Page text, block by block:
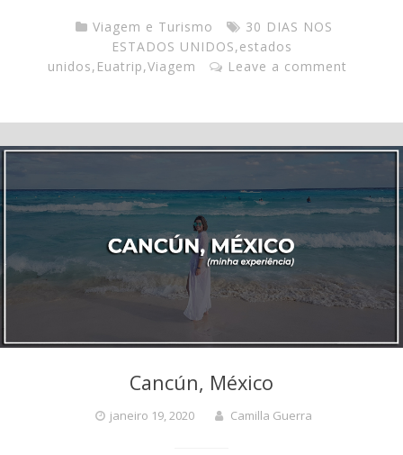
Viagem e Turismo
30 DIAS NOS
ESTADOS UNIDOS,estados
unidos, Euatrip,Viagem Leave a comment
Cancún, México
janeiro 19, 2020 Camilla Guerra